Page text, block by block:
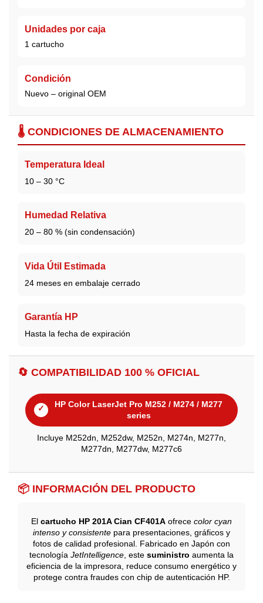
Unidades por caja
1 cartucho
Condición
Nuevo – original OEM
🌡️ CONDICIONES DE ALMACENAMIENTO
Temperatura Ideal
10 – 30 °C
Humedad Relativa
20 – 80 % (sin condensación)
Vida Útil Estimada
24 meses en embalaje cerrado
Garantía HP
Hasta la fecha de expiración
🔄 COMPATIBILIDAD 100 % OFICIAL
✓
HP Color LaserJet Pro M252 / M274 / M277
series
Incluye M252dn, M252dw, M252n, M274n, M277n,
M277dn, M277dw, M277c6
📦 INFORMACIÓN DEL PRODUCTO
El cartucho HP 201A Cian CF401A ofrece color cyan
intenso y consistente para presentaciones, gráficos y
fotos de calidad profesional. Fabricado en Japón con
tecnología JetIntelligence, este suministro aumenta la
eficiencia de la impresora, reduce consumo energético y
protege contra fraudes con chip de autenticación HP.